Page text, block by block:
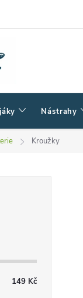
Nástrahy
Kroužky
149 Kč